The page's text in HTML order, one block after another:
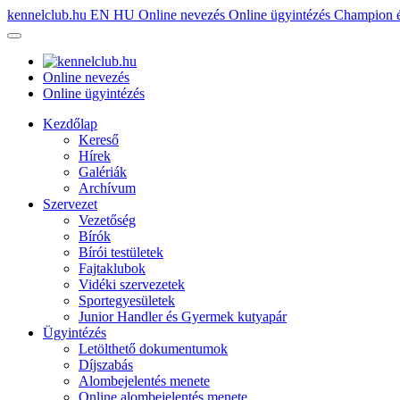
kennelclub.hu EN HU Online nevezés Online ügyintézés Champion
Online nevezés
Online ügyintézés
Kezdőlap
Kereső
Hírek
Galériák
Archívum
Szervezet
Vezetőség
Bírók
Bírói testületek
Fajtaklubok
Vidéki szervezetek
Sportegyesületek
Junior Handler és Gyermek kutyapár
Ügyintézés
Letölthető dokumentumok
Díjszabás
Alombejelentés menete
Online alombejelentés menete